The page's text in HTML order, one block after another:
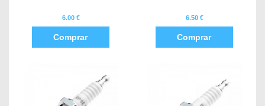
6.00 €
Comprar
6.50 €
Comprar